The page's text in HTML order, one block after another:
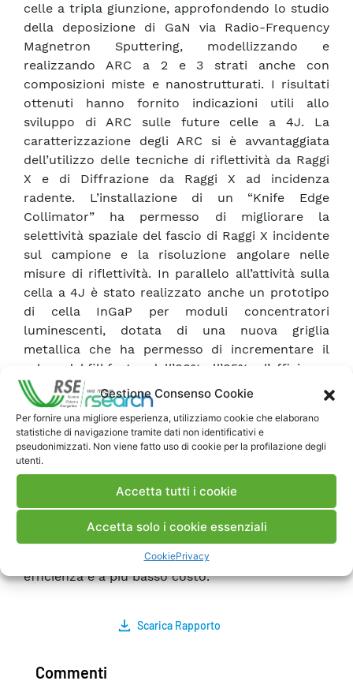
Gestione Consenso Cookie
Per fornire una migliore esperienza, utilizziamo cookie che elaborano
statistiche di navigazione tramite dati non identificativi e
pseudonimizzati. Non viene fatto uso di cookie per la profilazione degli
utenti.
Accetta tutti i cookie
Accetta solo i cookie essenziali
CookiePrivacy
celle a tripla giunzione, approfondendo lo studio
della deposizione di GaN via Radio-Frequency
Magnetron Sputtering, modellizzando e
realizzando ARC a 2 e 3 strati anche con
composizioni miste e nanostrutturati. I risultati
ottenuti hanno fornito indicazioni utili allo
sviluppo di ARC sulle future celle a 4J. La
caratterizzazione degli ARC si è avvantaggiata
dell’utilizzo delle tecniche di riflettività da Raggi
X e di Diffrazione da Raggi X ad incidenza
radente. L’installazione di un “Knife Edge
Collimator” ha permesso di migliorare la
selettività spaziale del fascio di Raggi X incidente
sul campione e la risoluzione angolare nelle
misure di riflettività. In parallelo all’attività sulla
cella a 4J è stato realizzato anche un prototipo
di cella InGaP per moduli concentratori
luminescenti, dotata di una nuova griglia
metallica che ha permesso di incrementare il
valore del fill factor dall’80% all’85% e l’efficienza
di conversione dal 39% al 47% in riferimento allo
spettro emesso dal materiale luminescente. Il
prototipo di cella InGaP e la cella a doppia
giunzione sono stati analizzati tramite la tecnica
Electron-Beam Induced Current, fornendo
morfologici con i centri di ricombinazione e sulla
posizione delle giunzioni p/n. I risultati ottenuti
in avanti per lo sviluppo di celle 4J ad alta
efficienza e a più basso costo.
Scarica Rapporto
Commenti